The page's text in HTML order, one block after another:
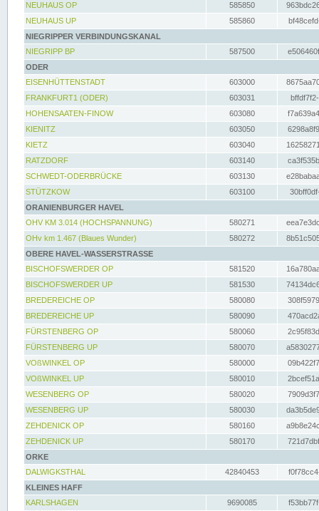
NEUHAUS OP
585850
NEUHAUS UP
585860
NIEGRIPPER VERBINDUNGSKANAL
NIEGRIPP BP
587500
ODER
EISENHÜTTENSTADT
603000
FRANKFURT1 (ODER)
603031
HOHENSAATEN-FINOW
603080
KIENITZ
603050
KIETZ
603040
RATZDORF
603140
SCHWEDT-ODERBRÜCKE
603130
STÜTZKOW
603100
ORANIENBURGER HAVEL
OHV KM 3.014 (HOCHSPANNUNG)
580271
OHv km 1.467 (Blaues Wunder)
580272
OBERE HAVEL-WASSERSTRASSE
BISCHOFSWERDER OP
581520
BISCHOFSWERDER UP
581530
BREDEREICHE OP
580080
BREDEREICHE UP
580090
FÜRSTENBERG OP
580060
FÜRSTENBERG UP
580070
VOßWINKEL OP
580000
VOßWINKEL UP
580010
WESENBERG OP
580020
WESENBERG UP
580030
ZEHDENICK OP
580160
ZEHDENICK UP
580170
ORKE
DALWIGKSTHAL
42840453
KLEINES HAFF
KARLSHAGEN
9690085